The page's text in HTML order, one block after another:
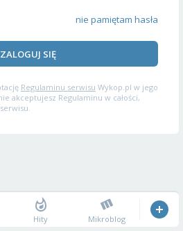
nie pamiętam hasła
ZALOGUJ SIĘ
Regulaminu serwisu Wykop.pl w jego
akceptujesz Regulaminu w całości,
Hity Mikroblog